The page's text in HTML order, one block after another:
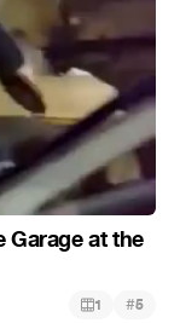
Garage at the
1 #5